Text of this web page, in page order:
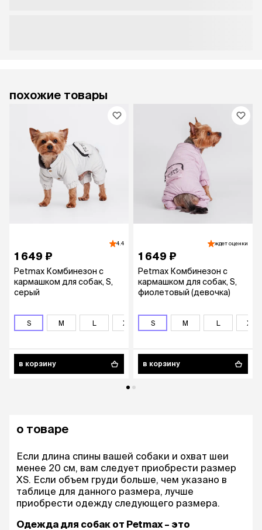
похожие товары
4.4
1 649 ₽
Petmax Комбинезон с
кармашком для собак, S,
серый
S M L XL 2XL 3XL 4XL
в корзину
ждет оценки
1 649 ₽
Petmax Комбинезон с
кармашком для собак, S,
фиолетовый (девочка)
S M L XL
в корзину
о товаре
Если длина спины вашей собаки и охват шеи
менее 20 см, вам следует приобрести размер
XS. Если объем груди больше, чем указано в
таблице для данного размера, лучше
приобрести одежду следующего размера.
Одежда для собак от Petmax – это